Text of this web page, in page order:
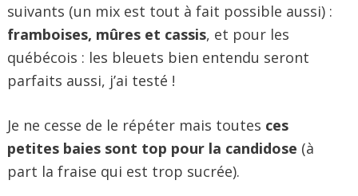
suivants (un mix est tout à fait possible aussi) :
framboises, mûres et cassis, et pour les
québécois : les bleuets bien entendu seront
parfaits aussi, j’ai testé !
Je ne cesse de le répéter mais toutes ces
petites baies sont top pour la candidose (à
part la fraise qui est trop sucrée).